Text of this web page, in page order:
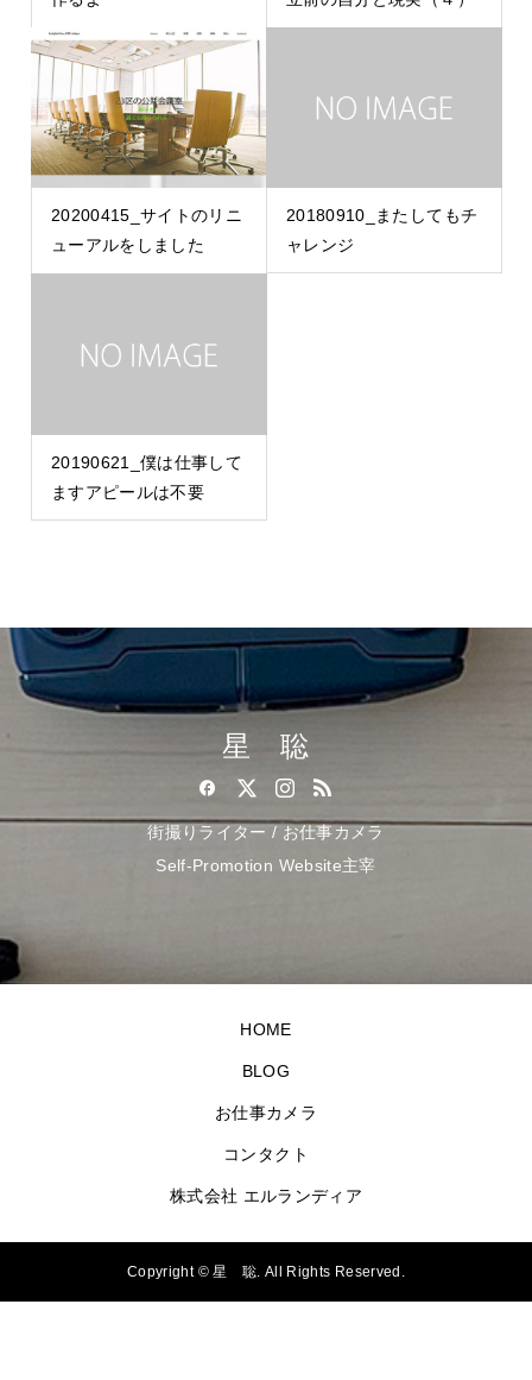
20200415_サイトのリニ
ューアルをしました
20180910_またしてもチ
ャレンジ
20190621_僕は仕事して
ますアピールは不要
星 聡
街撮りライター / お仕事カメラ
Self-Promotion Website主宰
HOME
BLOG
お仕事カメラ
コンタクト
株式会社 エルランディア
Copyright ©星 聡. All Rights Reserved.